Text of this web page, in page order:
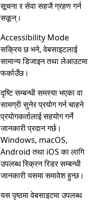
सूचना र सेवा सहजै ग्रहण गर्न
सकून्।
Accessibility Mode
सक्रिय छ भने, वेबसाइटलाई
सामान्य डिजाइन तथा लेआउटमा
फर्काउँछ।
दृष्टि सम्बन्धी समस्या भएका वा
सामग्री सुनेर प्रयोग गर्न चाहने
प्रयोगकर्तालाई सहयोग गर्ने
जानकारी प्रदान गर्छ।
Windows, macOS,
Android तथा iOS का लागि
उपलब्ध स्क्रिन रिडर सम्बन्धी
जानकारी यसमा समावेश हुन्छ।
यस पृष्ठमा वेबसाइटमा उपलब्ध